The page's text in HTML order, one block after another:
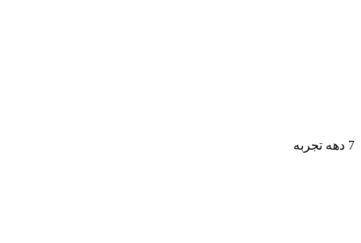
7 دهه تجربه